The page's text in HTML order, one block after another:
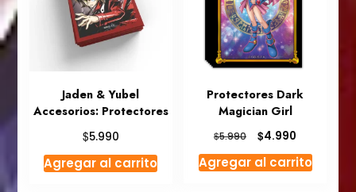
Jaden & Yubel
Accesorios: Protectores
$5.990
Agregar al carrito
Protectores Dark
Magician Girl
$5.990
El
precio
original
$4.990
precio
actual
Agregar al carrito